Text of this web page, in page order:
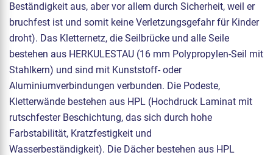
Beständigkeit aus, aber vor allem durch Sicherheit, weil er
bruchfest ist und somit keine Verletzungsgefahr für Kinder
droht). Das Kletternetz, die Seilbrücke und alle Seile
bestehen aus HERKULESTAU (16 mm Polypropylen-Seil mit
Stahlkern) und sind mit Kunststoff- oder
Aluminiumverbindungen verbunden. Die Podeste,
Kletterwände bestehen aus HPL (Hochdruck Laminat mit
rutschfester Beschichtung, das sich durch hohe
Farbstabilität, Kratzfestigkeit und
Wasserbeständigkeit). Die Dächer bestehen aus HPL